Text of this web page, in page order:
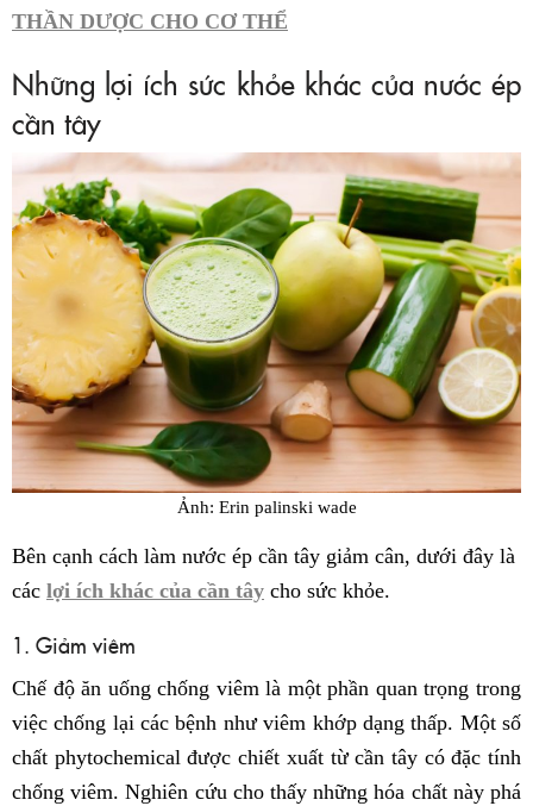
THẦN DƯỢC CHO CƠ THỂ
Những lợi ích sức khỏe khác của nước ép
cần tây
Ảnh: Erin palinski wade
Bên cạnh cách làm nước ép cần tây giảm cân, dưới đây là
các lợi ích khác của cần tây cho sức khỏe.
1. Giảm viêm
Chế độ ăn uống chống viêm là một phần quan trọng trong
việc chống lại các bệnh như viêm khớp dạng thấp. Một số
chất phytochemical được chiết xuất từ cần tây có đặc tính
chống viêm. Nghiên cứu cho thấy những hóa chất này phá